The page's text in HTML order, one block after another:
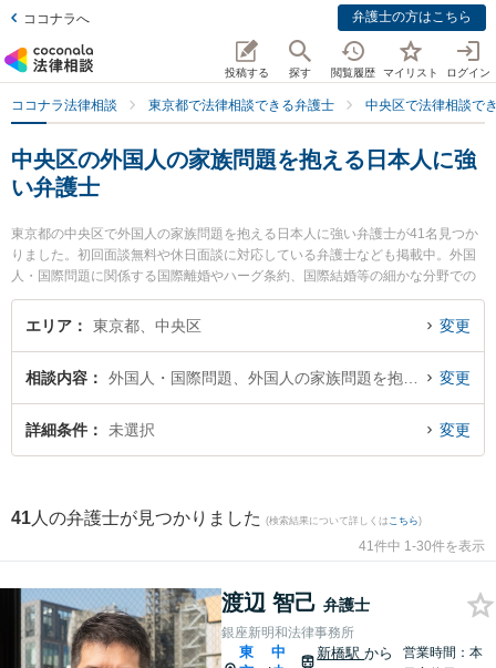
ココナラへ 弁護士の方はこちら
投稿する 探す 閲覧履歴 マイリスト ログイン
ココナラ法律相談 東京都で法律相談できる弁護士 中央区で法律相談で
中央区の外国人の家族問題を抱える日本人に強
い弁護士
東京都の中央区で外国人の家族問題を抱える日本人に強い弁護士が41名見つか
りました。初回面談無料や休日面談に対応している弁護士なども掲載中。外国
人・国際問題に関係する国際離婚やハーグ条約、国際結婚等の細かな分野での
絞り込み検索もでき便利です。特に銀座新明和法律事務所の渡辺 智己弁護士や
東京桜橋法律事務所の小川 晃司弁護士、東京中央総合法律事務所の森崎 善明弁
ぐに弁護士に相談したい』『外国人の家族問題を抱える日本人のトラブル解決
の実績豊富な近くの弁護士を検索したい』『初回相談無料で外国人の家族問題
を抱える日本人を法律相談できる中央区内の弁護士に相談予約したい』などで
エリア 東京都、中央区 変更
相談内容 変更
詳細条件 未選択 変更
41 人の弁護士が見つかりました (検索結果について詳しくは こちら)
41件中 1-30件を表示
渡辺 智己 弁護士
銀座新明和法律事務所
東
中
新橋駅から
営業時間：本